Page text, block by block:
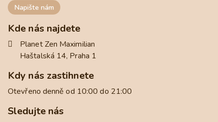
Napište nám
Kde nás najdete
Planet Zen Maximilian
Haštalská 14, Praha 1
Kdy nás zastihnete
Otevřeno denně od 10:00 do 21:00
Sledujte nás